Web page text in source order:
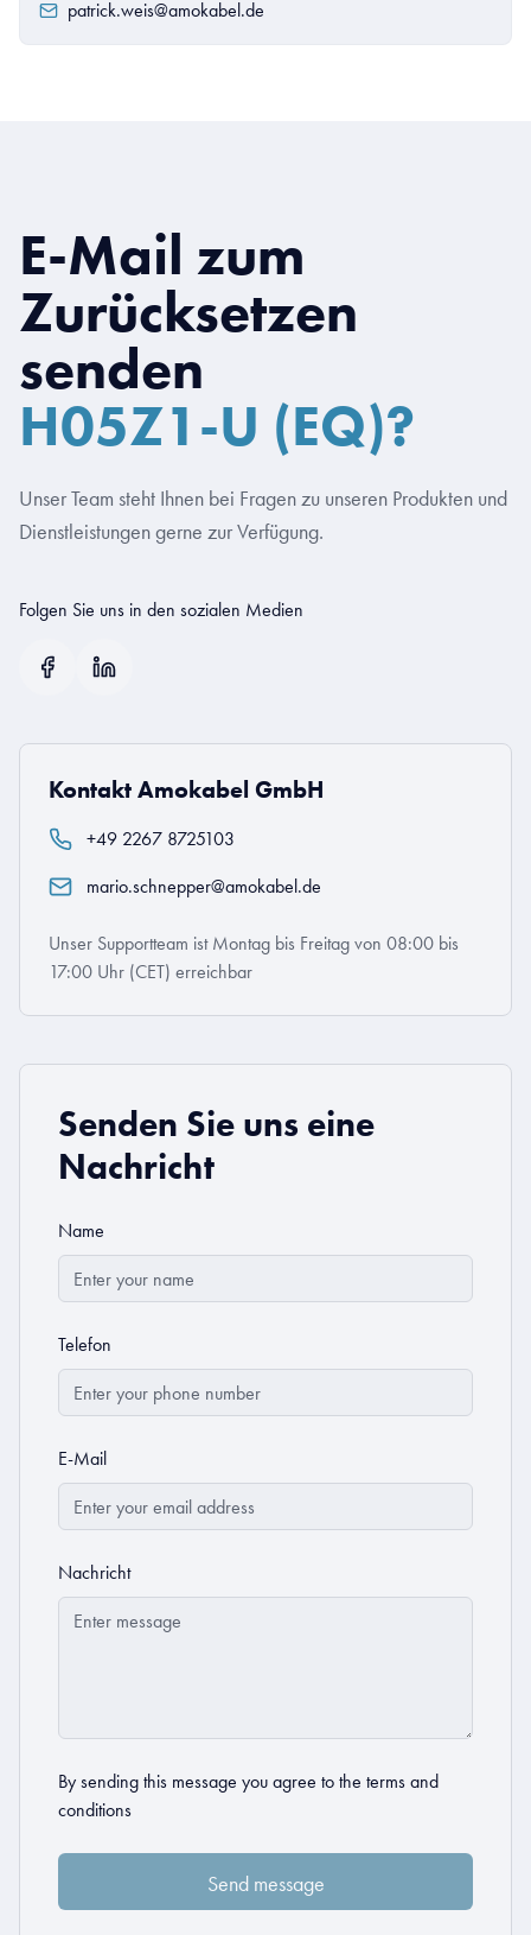
patrick.weis@amokabel.de
E-Mail zum
Zurücksetzen
senden
H05Z1-U (EQ)?
Unser Team steht Ihnen bei Fragen zu unseren Produkten und
Dienstleistungen gerne zur Verfügung.
Folgen Sie uns in den sozialen Medien
Kontakt Amokabel GmbH
+49 2267 8725103
mario.schnepper@amokabel.de
Unser Supportteam ist Montag bis Freitag von 08:00 bis
17:00 Uhr (CET) erreichbar
Senden Sie uns eine
Nachricht
Name
Telefon
E-Mail
Nachricht
By sending this message you agree to the terms and
conditions